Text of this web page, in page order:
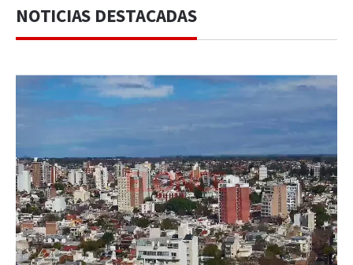
NOTICIAS DESTACADAS